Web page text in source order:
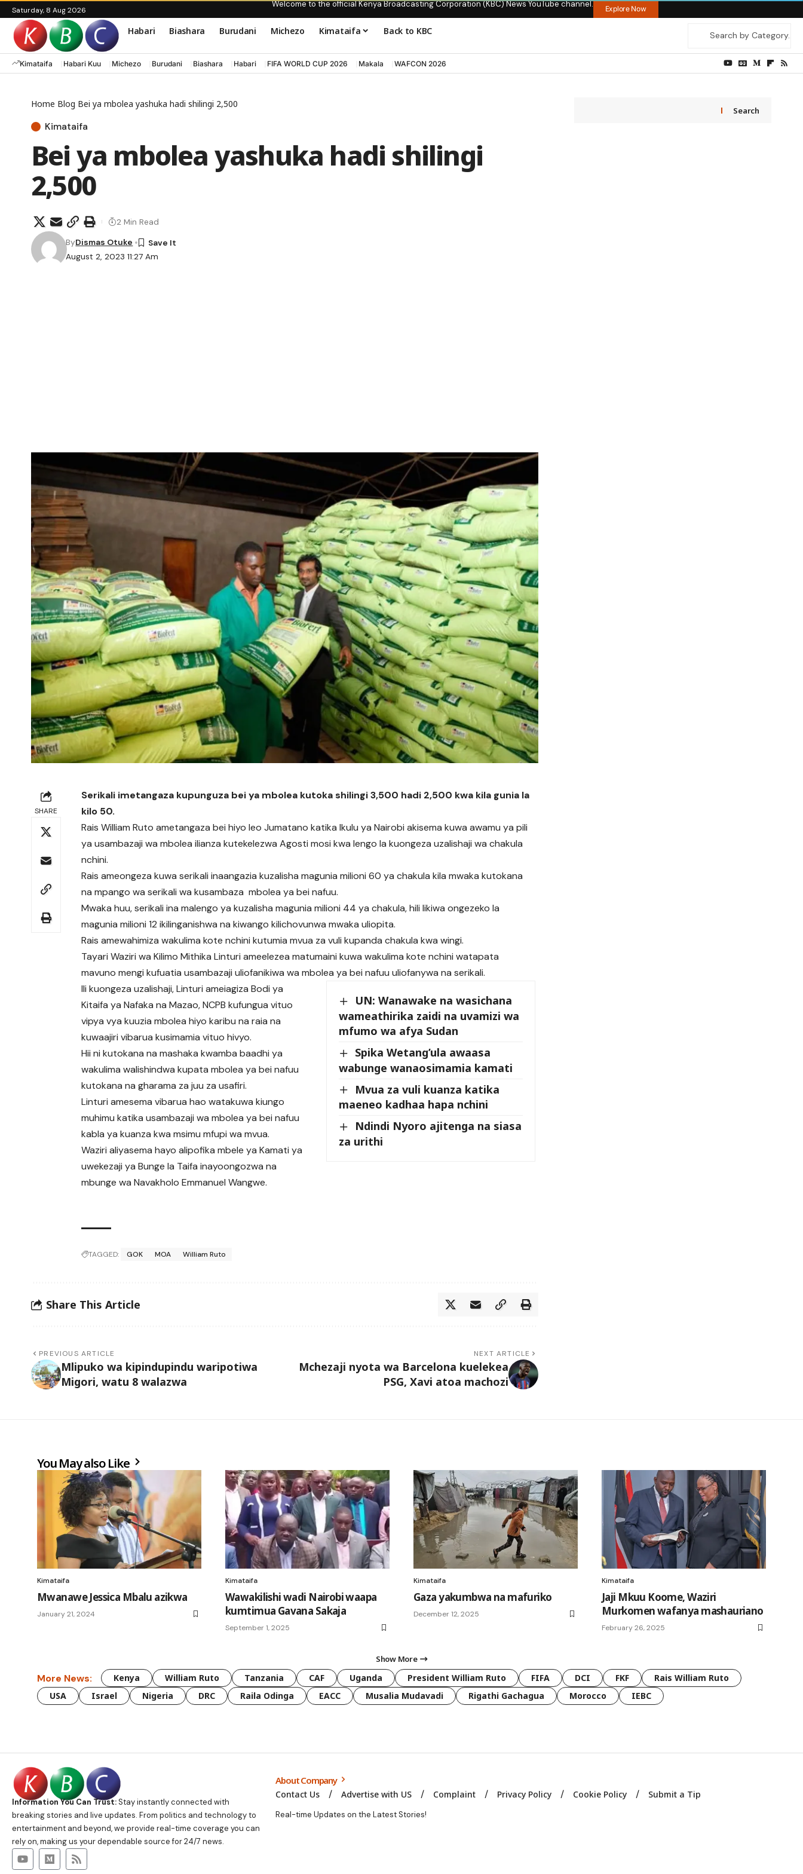
Saturday, 8 Aug 2026
Welcome to the official Kenya Broadcasting Corporation (KBC) News YouTube channel. Explore Now
Habari Biashara Burudani Michezo Kimataifa Back to KBC
Kimataifa Habari Kuu Michezo Burudani Biashara Habari FIFA WORLD CUP 2026 Makala WAFCON 2026
Home Blog Bei ya mbolea yashuka hadi shilingi 2,500
Kimataifa
Bei ya mbolea yashuka hadi shilingi
2,500
August 2, 2023 11:27 Am
ByDismas Otuke
2 Min Read
SHARE
Serikali imetangaza kupunguza bei ya mbolea kutoka shilingi 3,500 hadi 2,500 kwa kila gunia la
kilo 50.
Rais William Ruto ametangaza bei hiyo leo Jumatano katika Ikulu ya Nairobi akisema kuwa awamu ya pili
ya usambazaji wa mbolea ilianza kutekelezwa Agosti mosi kwa lengo la kuongeza uzalishaji wa chakula
nchini.
Rais ameongeza kuwa serikali inaangazia kuzalisha magunia milioni 60 ya chakula kila mwaka kutokana
na mpango wa serikali wa kusambaza mbolea ya bei nafuu.
Mwaka huu, serikali ina malengo ya kuzalisha magunia milioni 44 ya chakula, hili likiwa ongezeko la
magunia milioni 12 ikilinganishwa na kiwango kilichovunwa mwaka uliopita.
Rais amewahimiza wakulima kote nchini kutumia mvua za vuli kupanda chakula kwa wingi.
Tayari Waziri wa Kilimo Mithika Linturi ameelezea matumaini kuwa wakulima kote nchini watapata
mavuno mengi kufuatia usambazaji uliofanikiwa wa mbolea ya bei nafuu uliofanywa na serikali.
UN: Wanawake na wasichana
wameathirika zaidi na uvamizi wa
mfumo wa afya Sudan
Spika Wetang’ula awaasa
wabunge wanaosimamia kamati
Mvua za vuli kuanza katika
maeneo kadhaa hapa nchini
Ndindi Nyoro ajitenga na siasa
za urithi
Ili kuongeza uzalishaji, Linturi ameiagiza Bodi ya
Kitaifa ya Nafaka na Mazao, NCPB kufungua vituo
vipya vya kuuzia mbolea hiyo karibu na raia na
kuwaajiri vibarua kusimamia vituo hivyo.
Hii ni kutokana na mashaka kwamba baadhi ya
wakulima walishindwa kupata mbolea ya bei nafuu
kutokana na gharama za juu za usafiri.
Linturi amesema vibarua hao watakuwa kiungo
muhimu katika usambazaji wa mbolea ya bei nafuu
kabla ya kuanza kwa msimu mfupi wa mvua.
Waziri aliyasema hayo alipofika mbele ya Kamati ya
uwekezaji ya Bunge la Taifa inayoongozwa na
mbunge wa Navakholo Emmanuel Wangwe.
TAGGED: GOK MOA William Ruto
Share This Article
PREVIOUS ARTICLE
Mlipuko wa kipindupindu waripotiwa
Migori, watu 8 walazwa
NEXT ARTICLE
Mchezaji nyota wa Barcelona kuelekea
PSG, Xavi atoa machozi
Search
You May also Like
Kimataifa
Mwanawe Jessica Mbalu azikwa
January 21, 2024
Kimataifa
Wawakilishi wadi Nairobi waapa
kumtimua Gavana Sakaja
September 1, 2025
Kimataifa
Gaza yakumbwa na mafuriko
December 12, 2025
Kimataifa
Jaji Mkuu Koome, Waziri
Murkomen wafanya mashauriano
February 26, 2025
Show More
More News: Kenya William Ruto Tanzania CAF Uganda President William Ruto FIFA DCI FKF
Rais William Ruto
USA
Israel Nigeria DRC Raila Odinga EACC Musalia Mudavadi Rigathi Gachagua Morocco IEBC
Information You Can Trust:Stay instantly connected with
breaking stories and live updates. From politics and technology to
entertainment and beyond, we provide real-time coverage you can
rely on, making us your dependable source for 24/7 news.
About Company
Contact Us Advertise with US Complaint Privacy Policy Cookie Policy Submit a Tip
Real-time Updates on the Latest Stories!